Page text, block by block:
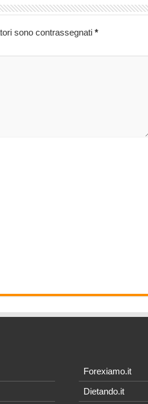
sono contrassegnati *
Forexiamo.it
Dietando.it